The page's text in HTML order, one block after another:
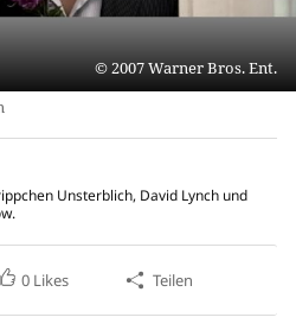
2007 Warner Bros. Ent.
Unsterblich, David Lynch und
0 Likes Teilen